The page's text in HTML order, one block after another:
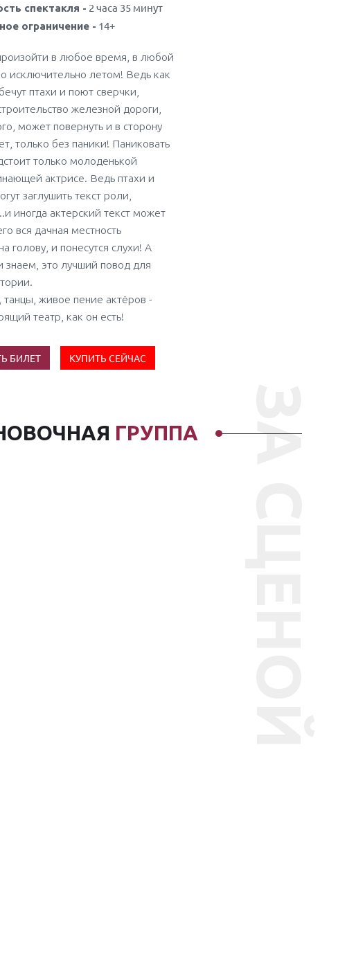
спектакля - 2 часа 35 минут
ограничение - 14+
в любое время, в любой
исключительно летом! Ведь как
птахи и поют сверчки,
железной дороги,
может повернуть и в сторону
только без паники! Паниковать
только молоденькой
актрисе. Ведь птахи и
заглушить текст роли,
иногда актерский текст может
вся дачная местность
голову, и понесутся слухи! А
знаем, это лучший повод для
живое пение актёров -
театр, как он есть!
БИЛЕТ КУПИТЬ СЕЙЧАС
ГРУППА